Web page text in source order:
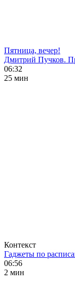
Пятница, вечер!
Дмитрий Пучков.
06:32
25 мин
Контекст
Гаджеты по
06:56
2 мин